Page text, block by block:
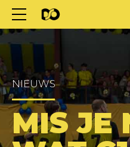
NIEUWS
MIS JE